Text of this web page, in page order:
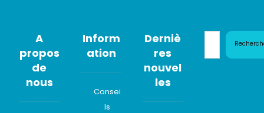
A
propos
de
nous
Inform
ation
Consei
ls
Derniè
res
nouvel
les